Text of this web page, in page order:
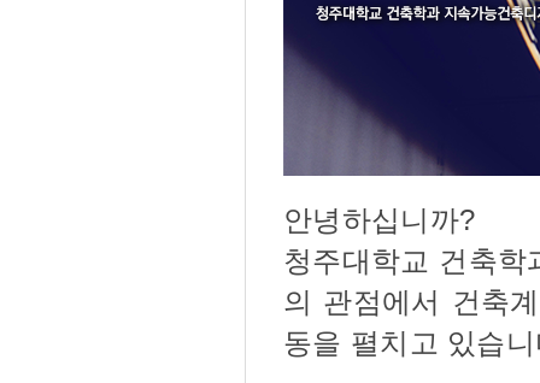
안녕하십니까?
청주대학교 건축학
의 관점에서 건축
동을 펼치고 있습